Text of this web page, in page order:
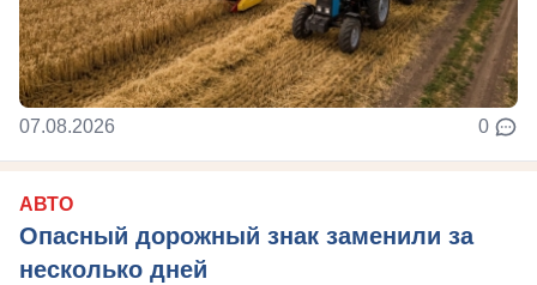
07.08.2026 0
АВТО
Опасный дорожный знак заменили за
несколько дней